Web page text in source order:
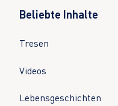
Beliebte Inhalte
Tresen
Videos
Lebensgeschichten